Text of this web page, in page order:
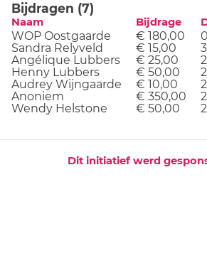
Bijdragen (7)
Naam Bijdrage
WOP Oostgaarde € 180,00
Sandra Relyveld
€ 15,00
Angélique Lubbers
€ 25,00
Henny Lubbers
€ 50,00
Audrey Wijngaarde
€ 10,00
Anoniem
€ 350,00
Wendy Helstone
€ 50,00
Dit initiatief werd